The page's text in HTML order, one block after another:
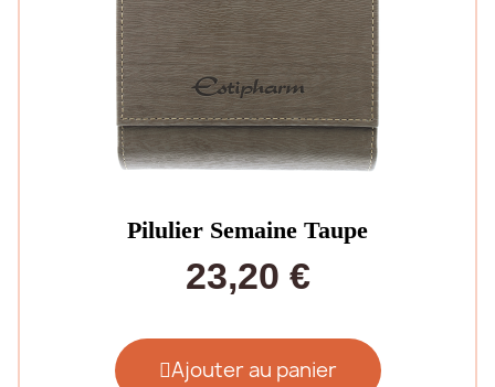
Pilulier Semaine Taupe
23,20 €
Ajouter au panier